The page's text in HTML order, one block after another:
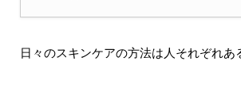
日々のスキンケアの方法は人それぞれあ